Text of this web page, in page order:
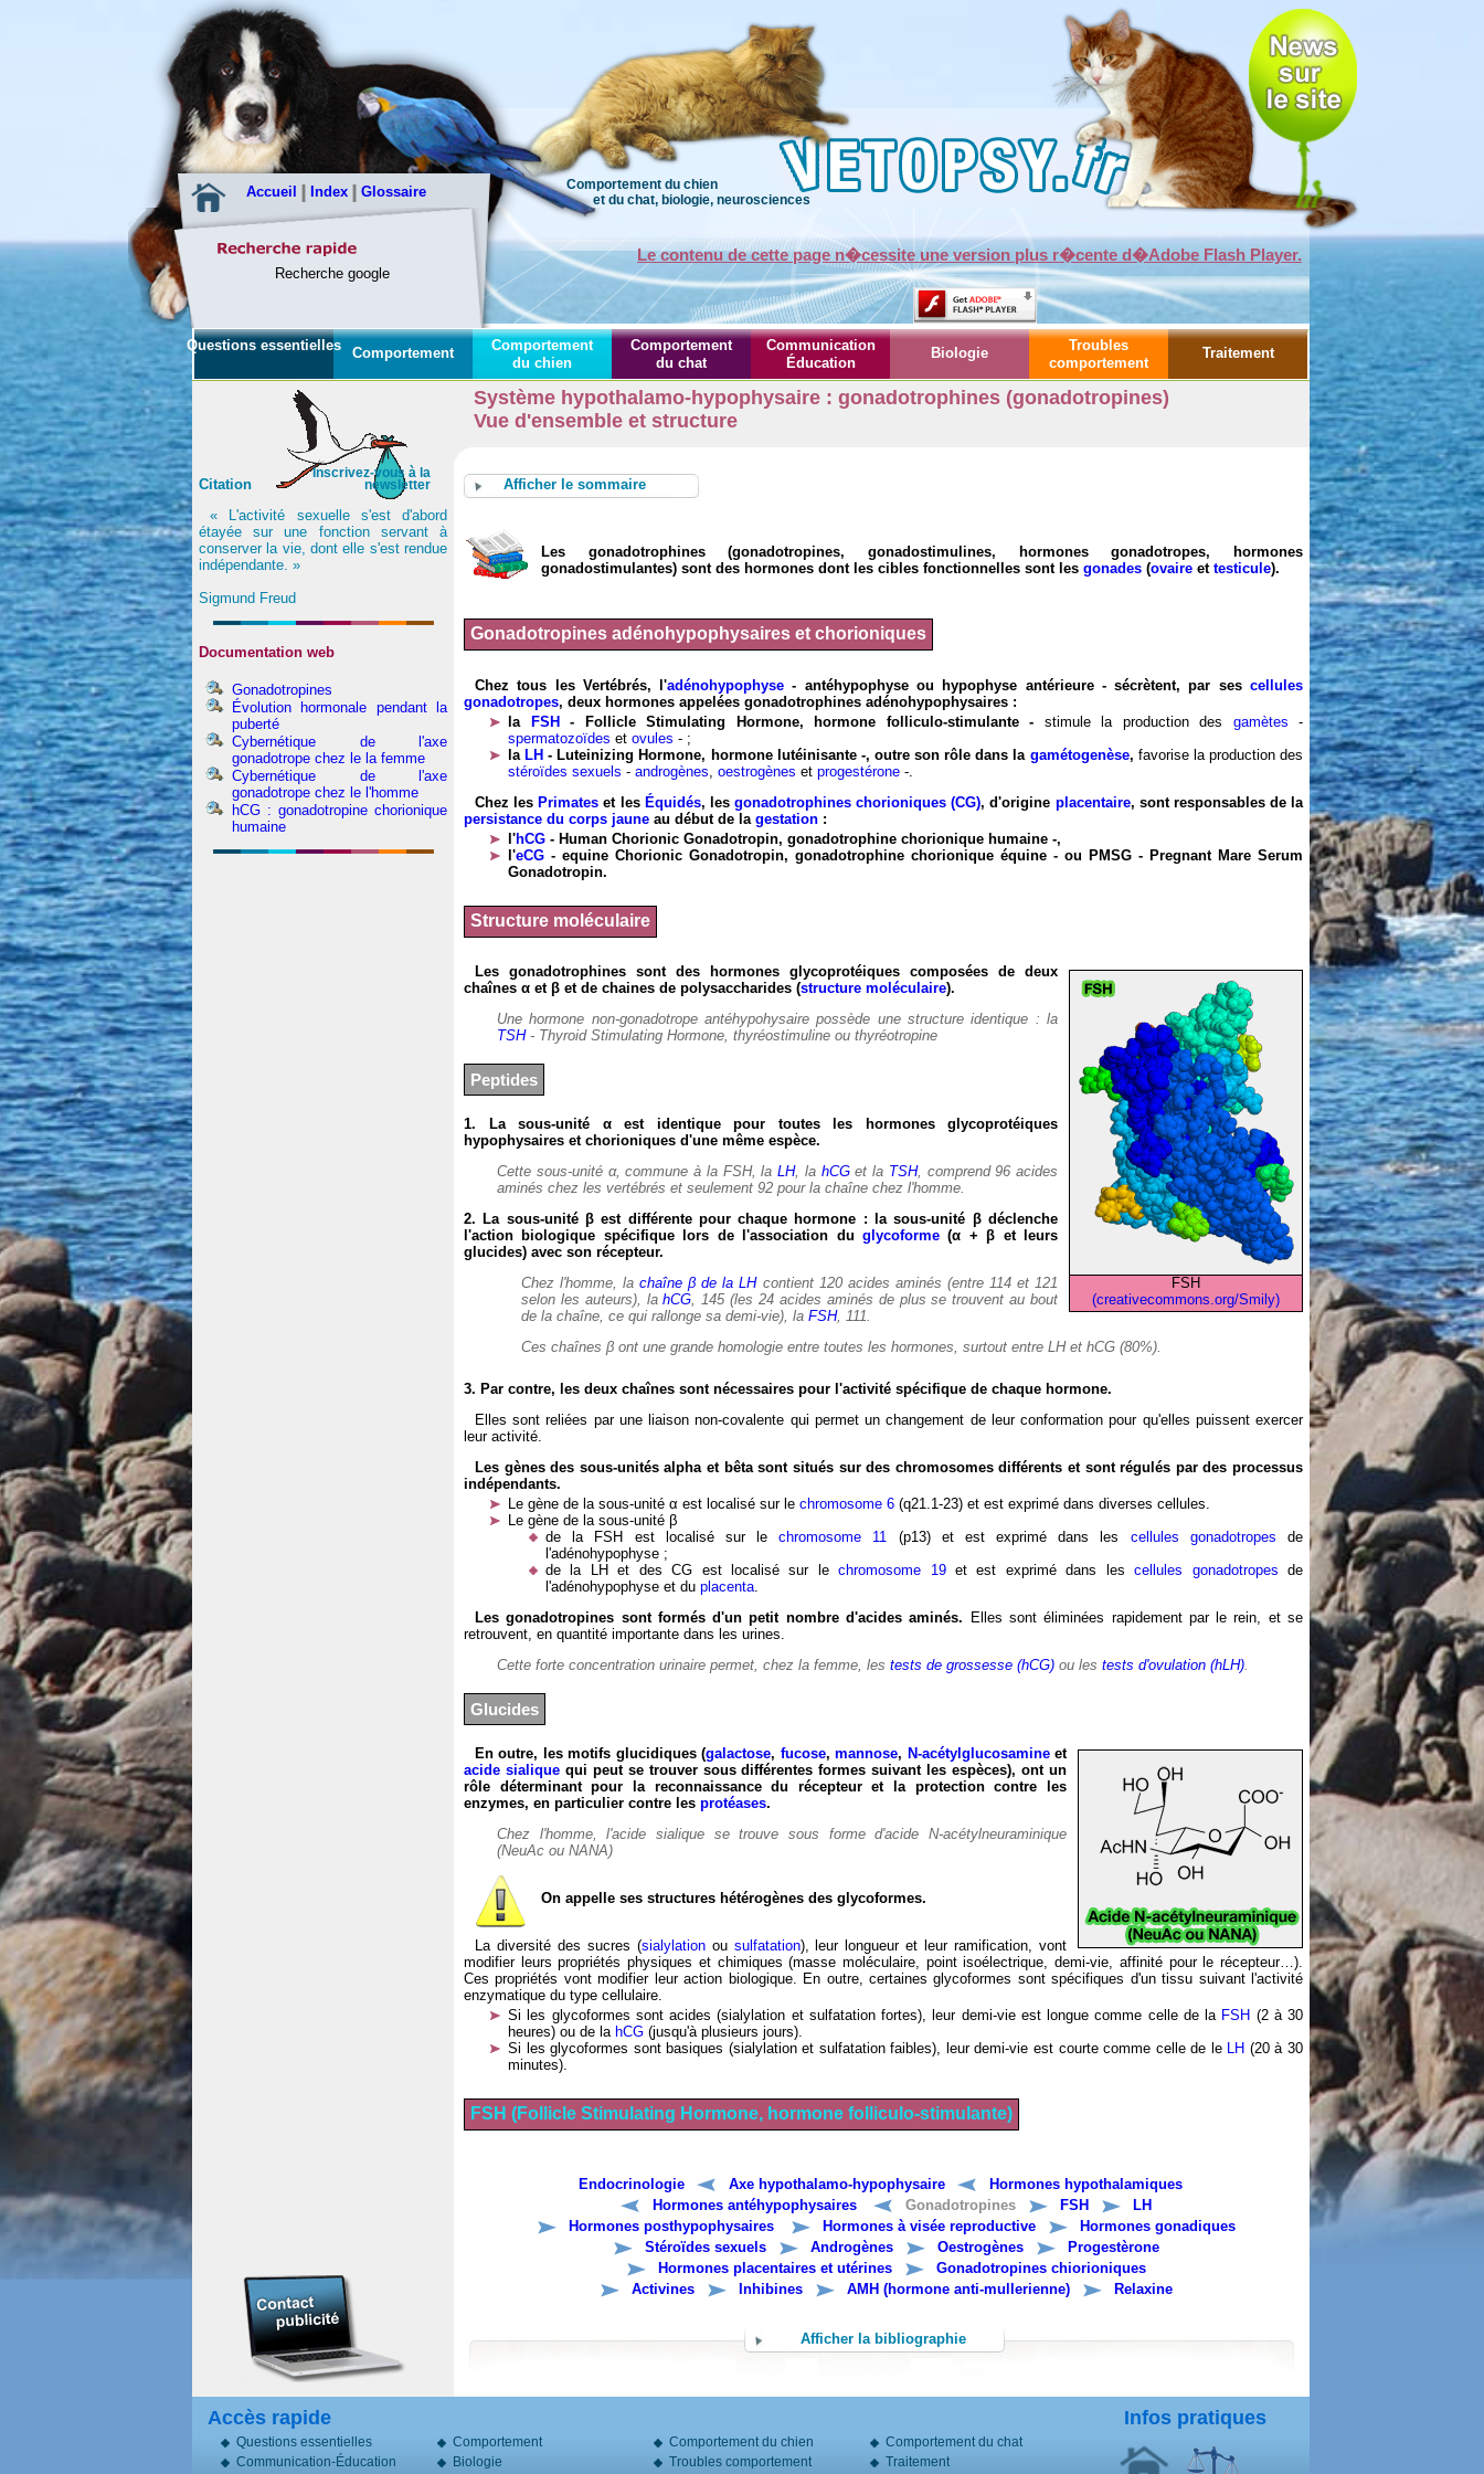
Accueil Index Glossaire
Comportement du chien
et du chat, biologie, neurosciences
Recherche google
Le contenu de cette page n�cessite une version plus r�cente d�Adobe Flash Player.
Questions essentielles Comportement
Comportement
du chien
Comportement
du chat
Communication
Éducation
Biologie
Troubles
comportement
Traitement
Système hypothalamo-hypophysaire : gonadotrophines (gonadotropines)
Vue d'ensemble et structure
Citation
« L'activité sexuelle s'est d'abord
étayée sur une fonction servant à
conserver la vie, dont elle s'est rendue
indépendante. »
Sigmund Freud
Documentation web
Gonadotropines
Évolution hormonale pendant la
puberté
Cybernétique de l'axe
gonadotrope chez le la femme
Cybernétique de l'axe
gonadotrope chez le l'homme
hCG : gonadotropine chorionique
humaine
Inscrivez-vous à la
newsletter Afficher le sommaire
Les gonadotrophines (gonadotropines, gonadostimulines, hormones gonadotropes, hormones
gonadostimulantes) sont des hormones dont les cibles fonctionnelles sont les gonades (ovaire et testicule).
Gonadotropines adénohypophysaires et chorioniques
Chez tous les Vertébrés, l'adénohypophyse - antéhypophyse ou hypophyse antérieure - sécrètent, par sescellules
gonadotropes, deux hormones appelées gonadotrophines adénohypophysaires :
la FSH- Follicle Stimulating Hormone, hormone folliculo-stimulante - stimule la production des gamètes -
spermatozoïdes et ovules - ;
laLH - Luteinizing Hormone, hormone lutéinisante -, outre son rôle dans la gamétogenèse, favorise la production des
stéroïdes sexuels - androgènes oestrogènes et progestérone -.
Chez lesPrimates et les Équidés, les gonadotrophines chorioniques (CG), d'origine placentaire, sont responsables de la
persistance du corps jaune au début de la gestation :
l'hCG - Human Chorionic Gonadotropin, gonadotrophine chorionique humaine -,
l'eCG - equine Chorionic Gonadotropin, gonadotrophine chorionique équine - ou PMSG - Pregnant Mare Serum
Gonadotropin.
Structure moléculaire
FSH
(creativecommons.org/Smily)
Les gonadotrophines sont des hormones glycoprotéiques composées de deux
chaînes α et β et de chaines de polysaccharides (structure moléculaire).
Une hormone non-gonadotrope antéhypohysaire possède une structure identique : la
TSH- Thyroid Stimulating Hormone, thyréostimuline ou thyréotropine
Peptides
1. La sous-unité α est identique pour toutes les hormones glycoprotéiques
hypophysaires et chorioniques d'une même espèce.
Cette sous-unité α, commune à la FSH, la LH, la hCGet la TSH, comprend 96 acides
aminés chez les vertébrés et seulement 92 pour la chaîne chez l'homme.
2. La sous-unité β est différente pour chaque hormone : la sous-unité β déclenche
l'action biologique spécifique lors de l'association du glycoforme(α + β et leurs
glucides) avec son récepteur.
Chez l'homme, lachaîne β de la LHcontient 120 acides aminés (entre 114 et 121
selon les auteurs), lahCG, 145 (les 24 acides aminés de plus se trouvent au bout
de la chaîne, ce qui rallonge sa demi-vie), la FSH, 111.
Ces chaînes β ont une grande homologie entre toutes les hormones, surtout entre LH et hCG (80%).
3. Par contre, les deux chaînes sont nécessaires pour l'activité spécifique de chaque hormone.
Elles sont reliées par une liaison non-covalente qui permet un changement de leur conformation pour qu'elles puissent exercer
leur activité.
Les gènes des sous-unités alpha et bêta sont situés sur des chromosomes différents et sont régulés par des processus
indépendants.
Le gène de la sous-unité α est localisé sur le chromosome 6 (q21.1-23) et est exprimé dans diverses cellules.
Le gène de la sous-unité β
de la FSH est localisé sur lechromosome 11 (p13) et est exprimé dans les cellules gonadotropes de
l'adénohypophyse ;
de la LH et des CG est localisé sur lechromosome 19et est exprimé dans lescellules gonadotropes de
l'adénohypophyse et du placenta.
Les gonadotropines sont formés d'un petit nombre d'acides aminés. Elles sont éliminées rapidement par le rein, et se
retrouvent, en quantité importante dans les urines.
Cette forte concentration urinaire permet, chez la femme, les tests de grossesse (hCG) ou les tests d'ovulation (hLH).
Glucides
En outre, les motifs glucidiques (galactose, fucose,mannose, N-acétylglucosamineet
acide sialiquequi peut se trouver sous différentes formes suivant les espèces), ont un
rôle déterminant pour la reconnaissance du récepteur et la protection contre les
enzymes, en particulier contre les protéases.
Chez l'homme, l'acide sialique se trouve sous forme d'acide N-acétylneuraminique
(NeuAc ou NANA)
On appelle ses structures hétérogènes des glycoformes.
La diversité des sucres (sialylationou sulfatation), leur longueur et leur ramification, vont
modifier leurs propriétés physiques et chimiques (masse moléculaire, point isoélectrique, demi-vie, affinité pour le récepteur…).
Ces propriétés vont modifier leur action biologique. En outre, certaines glycoformes sont spécifiques d'un tissu suivant l'activité
enzymatique du type cellulaire.
Si les glycoformes sont acides (sialylation et sulfatation fortes), leur demi-vie est longue comme celle de la FSH (2 à 30
heures) ou de la hCG (jusqu'à plusieurs jours).
Si les glycoformes sont basiques (sialylation et sulfatation faibles), leur demi-vie est courte comme celle de le LH (20 à 30
minutes).
FSH (Follicle Stimulating Hormone, hormone folliculo-stimulante)
Endocrinologie Axe hypothalamo-hypophysaire
Hormones hypothalamiques
Hormones antéhypophysaires
Gonadotropines FSH
LH
Hormones posthypophysaires
Hormones à visée reproductive
Hormones gonadiques
Stéroïdes sexuels
Androgènes Oestrogènes
Progestèrone
Hormones placentaires et utérines
Gonadotropines chiorioniques
Activines
Inhibines AMH (hormone anti-mullerienne) Relaxine
Afficher la bibliographie
Accès rapide Infos pratiques
Questions essentielles
Communication-Éducation
Comportement
Biologie
Comportement du chien
Troubles comportement
Comportement du chat
Traitement